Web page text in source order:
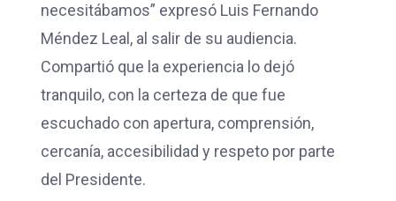
necesitábamos” expresó Luis Fernando
Méndez Leal, al salir de su audiencia.
Compartió que la experiencia lo dejó
tranquilo, con la certeza de que fue
escuchado con apertura, comprensión,
cercanía, accesibilidad y respeto por parte
del Presidente.